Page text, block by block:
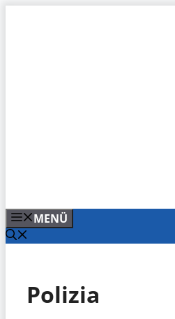
MENÜ
Polizia